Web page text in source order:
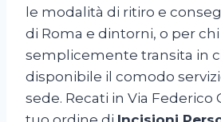
le modalità di ritiro e
di Roma e dintorni, o per chi
semplicemente transita in
disponibile il comodo
sede. Recati in Via Federico